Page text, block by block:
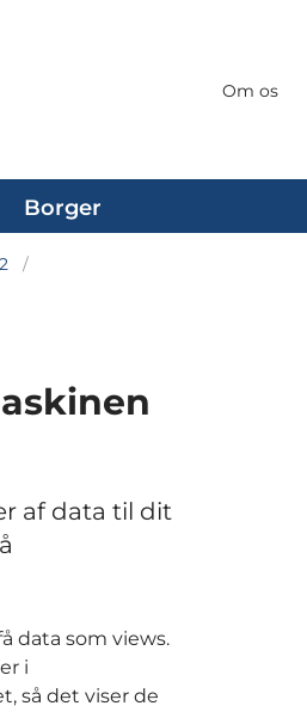
Om os
Borger
af data til dit
data som views.
i
så det viser de